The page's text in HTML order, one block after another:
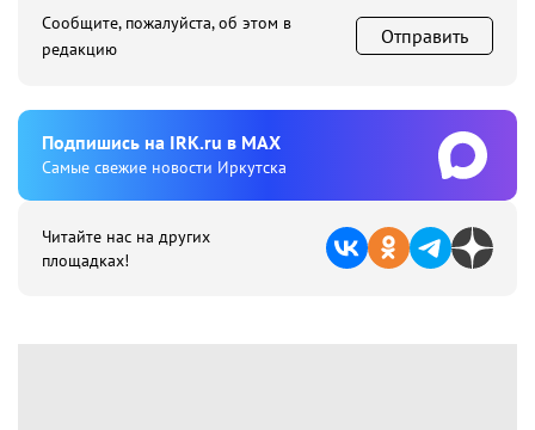
Сообщите, пожалуйста, об этом в
редакцию
Отправить
Подпишиcь на IRK.ru в MAX
Cамые свежие новости Иркутска
Читайте нас на других
площадках!